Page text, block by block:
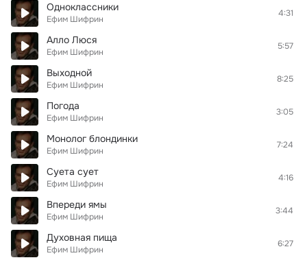
Одноклассники
Ефим Шифрин
4:31
Алло Люся
Ефим Шифрин
5:57
Выходной
Ефим Шифрин
8:25
Погода
Ефим Шифрин
3:05
Монолог блондинки
Ефим Шифрин
7:24
Суета сует
Ефим Шифрин
4:16
Впереди ямы
Ефим Шифрин
3:44
Духовная пища
Ефим Шифрин
6:27